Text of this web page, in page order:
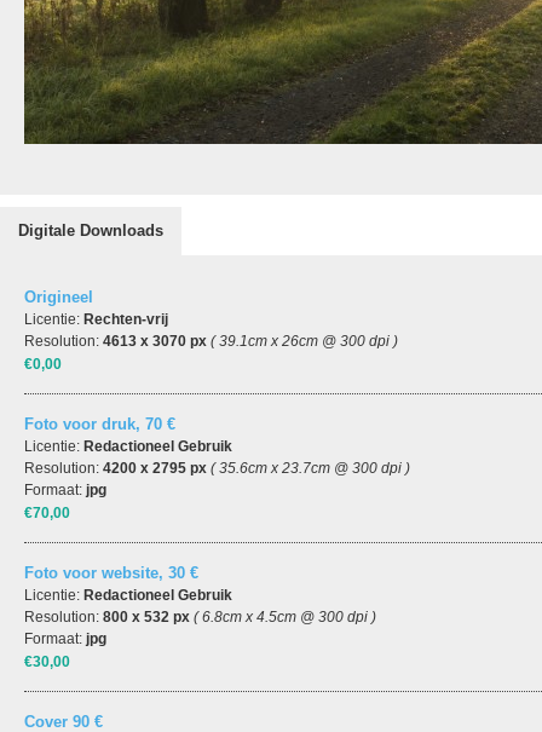
Digitale Downloads
Origineel
Licentie: Rechten-vrij
Resolution: 4613 x 3070 px ( 39.1cm x 26cm @ 300 dpi )
€0,00
Foto voor druk, 70 €
Licentie: Redactioneel Gebruik
Resolution: 4200 x 2795 px ( 35.6cm x 23.7cm @ 300 dpi )
Formaat: jpg
€70,00
Foto voor website, 30 €
Licentie: Redactioneel Gebruik
Resolution: 800 x 532 px ( 6.8cm x 4.5cm @ 300 dpi )
Formaat: jpg
€30,00
Cover 90 €